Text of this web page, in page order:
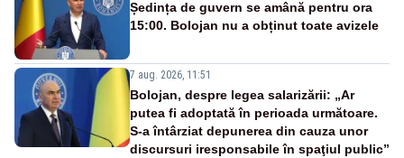
Ședința de guvern se amână pentru ora
15:00. Bolojan nu a obținut toate avizele
7 aug. 2026, 11:51
Bolojan, despre legea salarizării: „Ar
putea fi adoptată în perioada următoare.
S-a întârziat depunerea din cauza unor
discursuri iresponsabile în spaţiul public”